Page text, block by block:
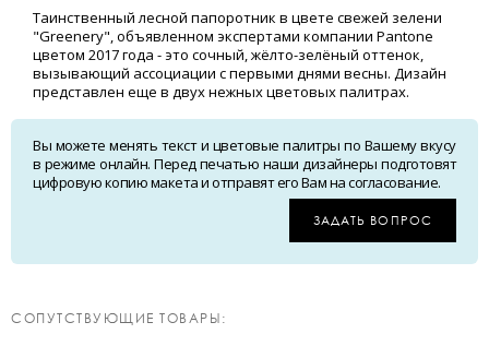
Таинственный лесной папоротник в цвете свежей зелени
"Greenery", объявленном экспертами компании Pantone
цветом 2017 года - это сочный, жёлто-зелёный оттенок,
вызывающий ассоциации с первыми днями весны. Дизайн
представлен еще в двух нежных цветовых палитрах.
Вы можете менять текст и цветовые палитры по Вашему вкусу
в режиме онлайн. Перед печатью наши дизайнеры подготовят
цифровую копию макета и отправят его Вам на согласование.
ЗАДАТЬ ВОПРОС
CОПУТСТВУЮЩИЕ ТОВАРЫ: